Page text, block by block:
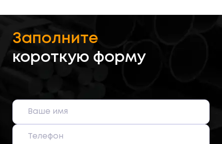
Заполните
короткую форму